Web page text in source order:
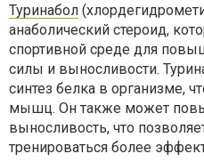
Туринабол
анаболический стероид,
спортивной среде для
силы и выносливости.
синтез белка в организме,
мышц. Он также может
выносливость, что
тренироваться более